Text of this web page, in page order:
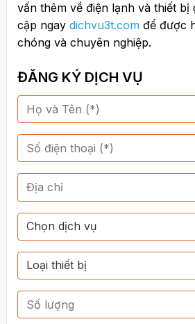
vấn thêm về điện lạnh và thiết bị
cập ngay dichvu3t.comđể được
chóng và chuyên nghiệp.
ĐĂNG KÝ DỊCH VỤ